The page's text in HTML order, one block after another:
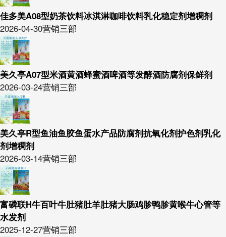
佳多美A08型奶茶饮料冰淇淋咖啡饮料乳化稳定剂增稠剂
2026-04-30营销三部
美久亭A07型米酒黄酒蜂蜜酒啤酒等发酵酒防腐剂保鲜剂
2026-03-24营销三部
美久亭R型鱼油鱼胶鱼蛋水产品防腐剂抗氧化剂护色剂乳化
剂增稠剂
2026-03-14营销三部
富磷联H牛百叶牛肚猪肚羊肚猪大肠鸡胗鸭胗黄喉牛心管等
水发剂
2025-12-27营销三部